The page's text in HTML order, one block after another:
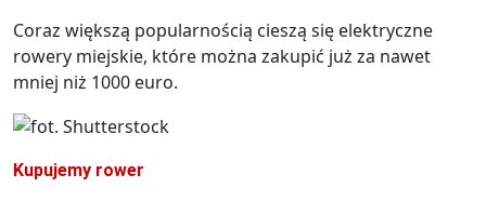
Coraz większą popularnością cieszą się elektryczne
rowery miejskie, które można zakupić już za nawet
mniej niż 1000 euro.
Kupujemy rower